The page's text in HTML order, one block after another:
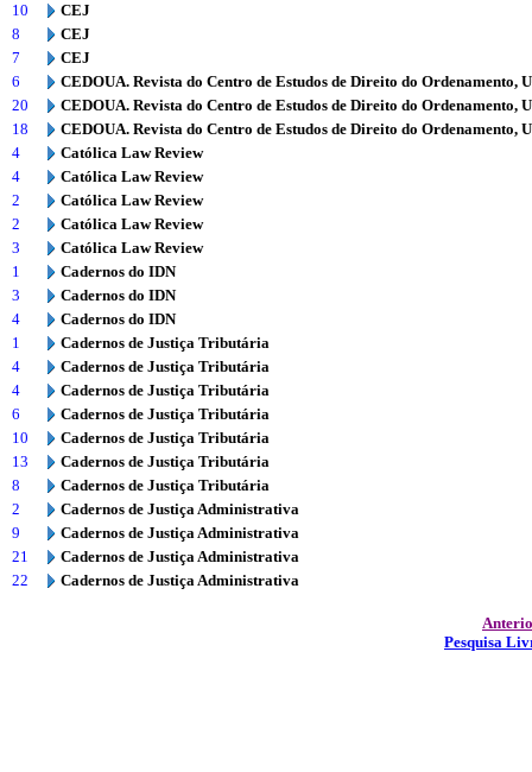
10
CEJ
8
CEJ
7
CEJ
6
CEDOUA. Revista do Centro de Estudos de Direito do Ordenamento,
20
CEDOUA. Revista do Centro de Estudos de Direito do Ordenamento,
18
CEDOUA. Revista do Centro de Estudos de Direito do Ordenamento,
4
Católica Law Review
4
Católica Law Review
2
Católica Law Review
2
Católica Law Review
3
Católica Law Review
1
Cadernos do IDN
3
Cadernos do IDN
4
Cadernos do IDN
1
Cadernos de Justiça Tributária
4
Cadernos de Justiça Tributária
4
Cadernos de Justiça Tributária
6
Cadernos de Justiça Tributária
10
Cadernos de Justiça Tributária
13
Cadernos de Justiça Tributária
8
Cadernos de Justiça Tributária
2
Cadernos de Justiça Administrativa
9
Cadernos de Justiça Administrativa
21
Cadernos de Justiça Administrativa
22
Cadernos de Justiça Administrativa
Pesquisa